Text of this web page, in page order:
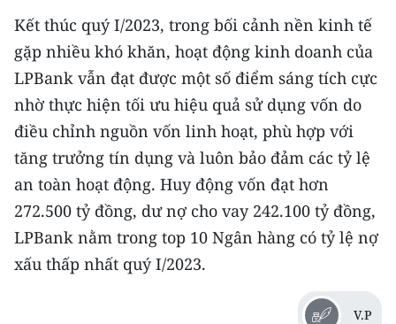
Infographic
TIN MỚI
TIN ĐỊA PHƯƠNG
Trung du và miền núi phía Bắc
Đồng bằng sông Hồng
Bắc Trung Bộ
Duyên hải Nam Trung Bộ và Tây
Kết thúc quý I/2023, trong bối cảnh nền kinh tế
gặp nhiều khó khăn, hoạt động kinh doanh của
LPBank vẫn đạt được một số điểm sáng tích cực
nhờ thực hiện tối ưu hiệu quả sử dụng vốn do
điều chỉnh nguồn vốn linh hoạt, phù hợp với
tăng trưởng tín dụng và luôn bảo đảm các tỷ lệ
an toàn hoạt động. Huy động vốn đạt hơn
272.500 tỷ đồng, dư nợ cho vay 242.100 tỷ đồng,
LPBank nằm trong top 10 Ngân hàng có tỷ lệ nợ
xấu thấp nhất quý I/2023.
V.P